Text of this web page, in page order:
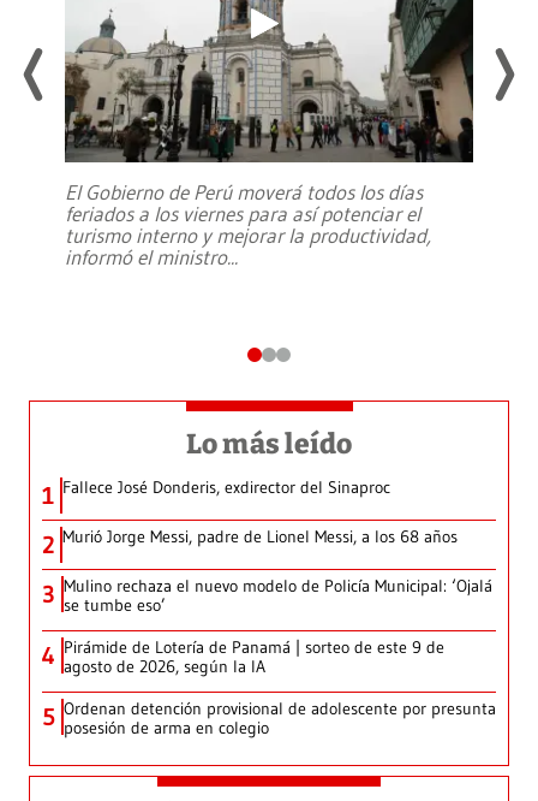
El Gobierno de Perú moverá todos los días
feriados a los viernes para así potenciar el
turismo interno y mejorar la productividad,
informó el ministro...
Lo más leído
1 Fallece José Donderis, exdirector del Sinaproc
2 Murió Jorge Messi, padre de Lionel Messi, a los 68 años
3 Mulino rechaza el nuevo modelo de Policía Municipal: ‘Ojalá
se tumbe eso’
4 Pirámide de Lotería de Panamá | sorteo de este 9 de
agosto de 2026, según la IA
5 Ordenan detención provisional de adolescente por presunta
posesión de arma en colegio